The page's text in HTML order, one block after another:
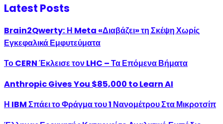
Latest Posts
Brain2Qwerty: Η Meta «Διαβάζει» τη Σκέψη Χωρίς
Εγκεφαλικά Εμφυτεύματα
Το CERN Έκλεισε τον LHC – Τα Επόμενα Βήματα
Anthropic Gives You $85,000 to Learn AI
Η IBM Σπάει το Φράγμα του 1 Νανομέτρου Στα Μικροτσίπ